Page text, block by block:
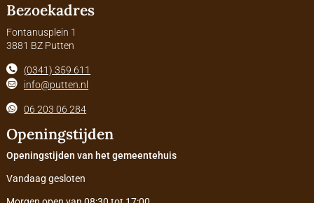
Bezoekadres
Fontanusplein 1
3881 BZ Putten
(0341) 359 611
info@putten.nl
06 203 06 284
Openingstijden
Openingstijden van het gemeentehuis
Vandaag gesloten